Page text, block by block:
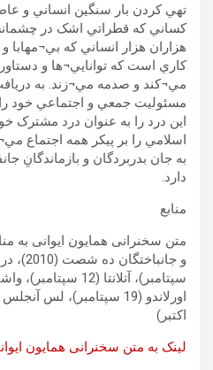
تهي کردن بار سنگين انساني و
کساني که قطراتي اشک در
هزاران هزار انساني که بي¬مهابا
کاري است که توانايي¬ها و
مي¬کند و صدمه مي¬زند. به
مسئوليت جمعي و اجتماعي خود را
اين درد را به عنوان درد مشترک
اسلامي را بر پيکر همه اجتماع
به جان بدربردگان و بازماندگانِ
دارد.
منابع
متن سخنرانی همايون ايوانی به
اکتبر)
لینک به متن سخنرانی همایون